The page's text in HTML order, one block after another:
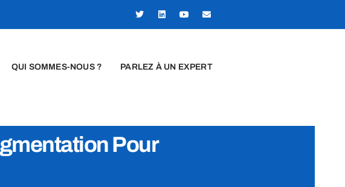
QUI SOMMES-NOUS ? PARLEZ À UN EXPERT
Pour